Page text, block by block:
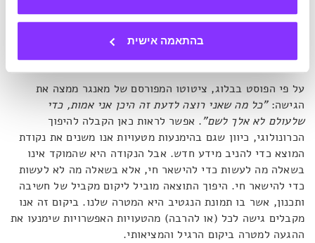
בהתאמה אישית
התוכניות. מאמר בבלוגFarnam Streetמציג את הגישה על פי
ההון והפילנתרופ צ'ארלי מאנגר, שותפו לעסקים של וורן באפט.
על פי הפוסט בבלוג, ציטוטו המפורסם של מאנגר ממצה את
הגישה:"כל מה שאני רוצה לדעת זה היכן אני אמות, כדי
שלעולם לא אלך לשם". אפשר לראות כאן הקבלה להיפוך
הכרונולוגי, כיוון שגם בהימנעות מטעויות אנו משנים את נקודת
המוצא כדי להניב מידע חדש. אבל הנקודה היא שהמוקד אינו
בשאלה מה לעשות כדי להישאר חי, אלא בשאלה מה לא לעשות
כדי להישאר חי. היפוך התוצאה מוביל ליקום מקביל של חשיבה
ותכנון, אשר בו תמונת הנגטיב היא המטרה שלנו. ביקום זה אנו
מקבלים גישה לכל (או להרבה) מהטעויות האפשרויות שימנעו את
ההגעה למטרה ביקום הרגיל והמציאותי.